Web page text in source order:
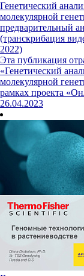
Генетический
молекулярной
предварительный
(транскрибация
2022)
Эта публикация
«Генетический
молекулярной
рамках проекта
26.04.2023